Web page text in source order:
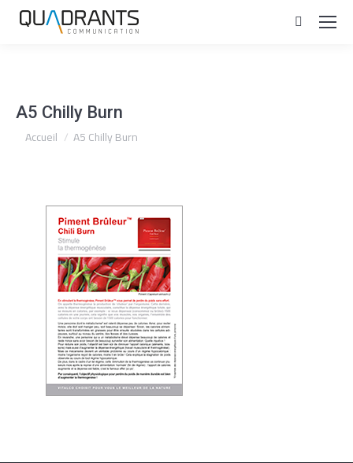
A5 Chilly Burn
Vous êtes ici :
Accueil A5 Chilly Burn